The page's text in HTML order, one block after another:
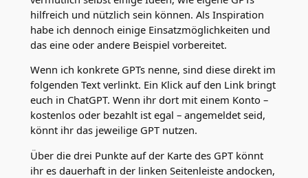
hilfreich und nützlich sein können. Als Inspiration
habe ich dennoch einige Einsatzmöglichkeiten und
das eine oder andere Beispiel vorbereitet.
Wenn ich konkrete GPTs nenne, sind diese direkt im
folgenden Text verlinkt. Ein Klick auf den Link bringt
euch in ChatGPT. Wenn ihr dort mit einem Konto –
kostenlos oder bezahlt ist egal – angemeldet seid,
könnt ihr das jeweilige GPT nutzen.
Über die drei Punkte auf der Karte des GPT könnt
ihr es dauerhaft in der linken Seitenleiste andocken,